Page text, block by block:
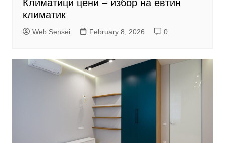
Климатици цени – избор на евтин
климатик
Web Sensei February 8, 2026 0